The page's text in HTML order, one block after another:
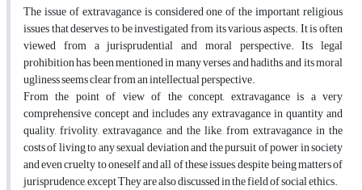
The issue of extravagance is considered one of the important religious
issues that deserves to be investigated from its various aspects. It is often
viewed from a jurisprudential and moral perspective. Its legal
prohibition has been mentioned in many verses and hadiths, and its moral
ugliness seems clear from an intellectual perspective.
From the point of view of the concept, extravagance is a very
comprehensive concept and includes any extravagance in quantity and
quality, frivolity, extravagance, and the like, from extravagance in the
costs of living to any sexual deviation and the pursuit of power in society
and even cruelty to oneself and all of these issues, despite being matters of
jurisprudence, except They are also discussed in the field of social ethics.